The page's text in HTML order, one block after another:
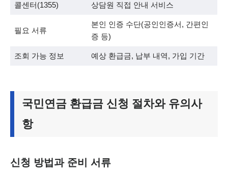
콜센터(1355) 상담원 직접 안내 서비스
필요 서류
본인 인증 수단(공인인증서, 간편인
증 등)
조회 가능 정보 예상 환급금, 납부 내역, 가입 기간
국민연금 환급금 신청 절차와 유의사
항
신청 방법과 준비 서류